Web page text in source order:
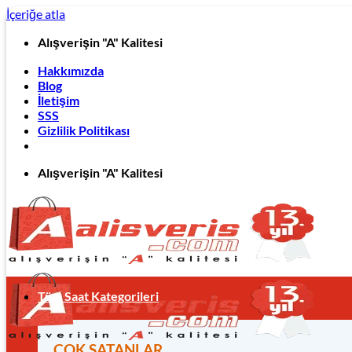
İçeriğe atla
Alışverişin "A" Kalitesi
Hakkımızda
Blog
İletişim
SSS
Gizlilik Politikası
Alışverişin "A" Kalitesi
Tüm Saat Kategorileri